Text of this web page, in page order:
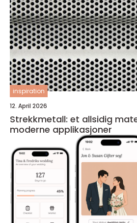
inspiration
12. April 2026
Strekkmetall: et allsidig
moderne applikasjoner